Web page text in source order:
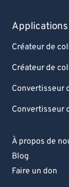
Créateur de
Créateur de
Convertisseur
Convertisseur
À propos de
Blog
Faire un don